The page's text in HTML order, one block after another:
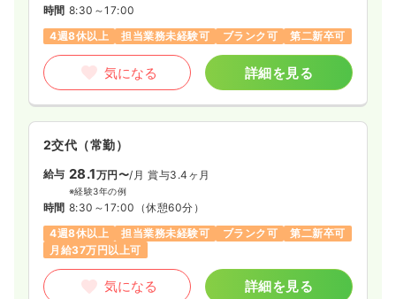
時間 8:30～17:00
4週8休以上
担当業務未経験可 ブランク可 第二新卒可
気になる 詳細を見る
2交代（常勤）
給与 28.1万円〜/月 賞与3.4ヶ月
※経験3年の例
時間 8:30～17:00 （休憩60分）
4週8休以上
担当業務未経験可 ブランク可
第二新卒可
月給37万円以上可
気になる 詳細を見る